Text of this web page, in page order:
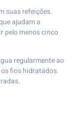
suas refeições.
ajudam a
pelo menos cinco
regularmente ao
fios hidratados.